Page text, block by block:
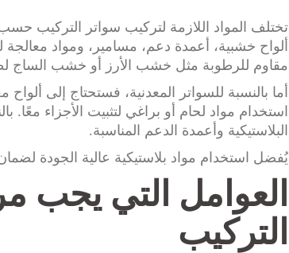
تختلف المواد اللازمة لتركيب سواتر التركيب
ألواح خشبية، أعمدة دعم، مسامير، ومواد
مقاوم للرطوبة مثل خشب الأرز أو خشب الساج
أما بالنسبة للسواتر المعدنية، فستحتاج إلى
استخدام مواد لحام أو براغي لتثبيت الأجزاء معًا.
البلاستيكية وأعمدة الدعم المناسبة.
يُفضل استخدام مواد بلاستيكية عالية الجودة
العوامل التي يجب
التركيب